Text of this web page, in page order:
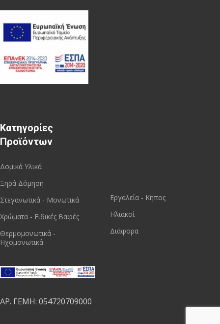
Κατηγορίες
Προϊόντων
Δομικά Υλικά
Ξηρά Δόμηση
Στεγανωτικά - Μονωτικά
Χρώματα - Ειδικές Βαφές
Θερμομονωτικά -
Ηχομονωτικά
ΑΡ. ΓΕΜΗ: 054720709000
Εργαλεία - Κήπος
Ηλιακοί
Διάφορα